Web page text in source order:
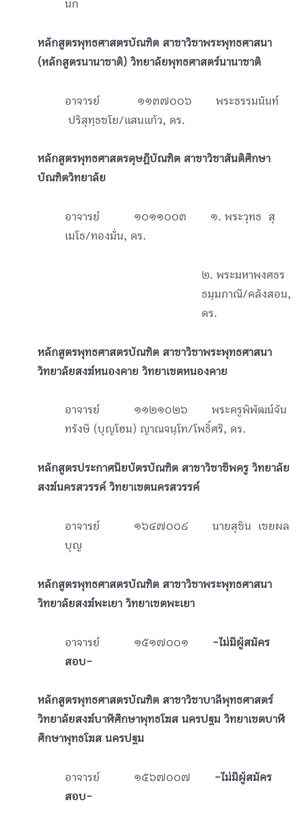
นก
หลักสูตรพุทธศาสตรบัณฑิต สาขาวิชาพระพุทธศาสนา
(หลักสูตรนานาชาติ) วิทยาลัยพุทธศาสตร์นานาชาติ
อาจารย์ ๑๑๓๗๐๐๖
พระธรรมนันท์
ปริสุทฺธชโย/แสนแก้ว, ดร.
หลักสูตรพุทธศาสตรดุษฎีบัณฑิต สาขาวิชาสันติศึกษา
บัณฑิตวิทยาลัย
อาจารย์ ๑๐๑๑๐๐๓ ๑. พระวุทธ สุ
เมโธ/ทองมั่น, ดร.
๒. พระมหาพงศธร
ธมฺมภาณี/คลังสอน,
ดร.
หลักสูตรพุทธศาสตรบัณฑิต สาขาวิชาพระพุทธศาสนา
วิทยาลัยสงฆ์หนองคาย วิทยาเขตหนองคาย
อาจารย์ ๑๑๒๑๐๒๖ พระครูพิพัฒน์จัน
ทรังษี (บุญโฮม) ญาณจนฺโท/โพธิ์ศรี, ดร.
หลักสูตรประกาศนียบัตรบัณฑิต สาขาวิชาชีพครู วิทยาลัย
สงฆ์นครสวรรค์ วิทยาเขตนครสวรรค์
อาจารย์ ๑๖๔๗๐๐๙ นายสุชิน เชยผล
บุญ
หลักสูตรพุทธศาสตรบัณฑิต สาขาวิชาพระพุทธศาสนา
วิทยาลัยสงฆ์พะเยา วิทยาเขตพะเยา
อาจารย์ ๑๕๑๗๐๐๑ -ไม่มีผู้สมัคร
สอบ-
หลักสูตรพุทธศาสตรบัณฑิต สาขาวิชาบาลีพุทธศาสตร์
วิทยาลัยสงฆ์บาฬีศึกษาพุทธโฆส นครปฐม วิทยาเขตบาฬี
ศึกษาพุทธโฆส นครปฐม
อาจารย์ ๑๕๖๗๐๐๗ -ไม่มีผู้สมัคร
สอบ-